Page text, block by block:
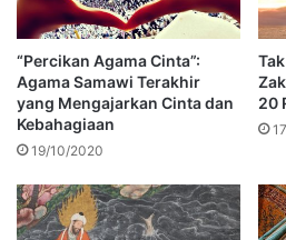
“Percikan Agama Cinta”:
Agama Samawi Terakhir
yang Mengajarkan Cinta dan
Kebahagiaan
19/10/2020
20